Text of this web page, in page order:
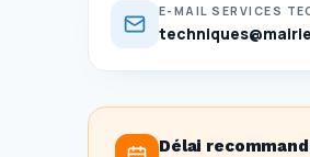
E-MAIL SERVICES
Délai